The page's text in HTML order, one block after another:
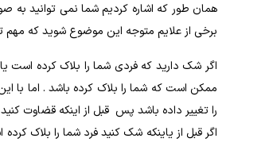
همان طور که اشاره کردیم شما نمی توانید به
برخی از علایم متوجه این موضوع شوید که مهم
اگر شک دارید که فردی شما را بلاک کرده
را تغییر داده باشد پس قبل از اینکه قضاوت
اگر قبل از یاینکه شک کنید فرد شما را بلاک